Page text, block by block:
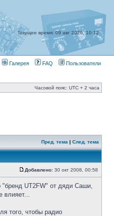
Текущее время: 09 авг 2026, 10:12
Галерея FAQ Пользователи
Часовой пояс: UTC + 2 часа
Пред. тема | След. тема
Добавлено: 30 окт 2008, 00:58
"бренд UT2FW" от дяди Саши,
влияет...
того, чтобы радио